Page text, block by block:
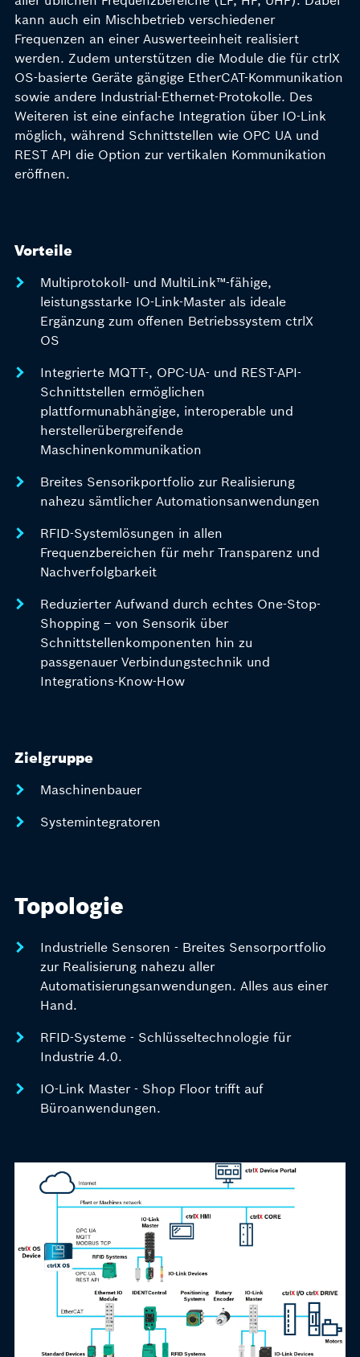
kann auch ein Mischbetrieb verschiedener
Frequenzen an einer Auswerteeinheit realisiert
werden. Zudem unterstützen die Module die für ctrlX
OS-basierte Geräte gängige EtherCAT-Kommunikation
sowie andere Industrial-Ethernet-Protokolle. Des
Weiteren ist eine einfache Integration über IO-Link
möglich, während Schnittstellen wie OPC UA und
REST API die Option zur vertikalen Kommunikation
eröffnen.
Vorteile
Multiprotokoll- und MultiLink™-fähige,
leistungsstarke IO-Link-Master als ideale
Ergänzung zum offenen Betriebssystem ctrlX
OS
Integrierte MQTT-, OPC-UA- und REST-API-
Schnittstellen ermöglichen
plattformunabhängige, interoperable und
herstellerübergreifende
Maschinenkommunikation
Breites Sensorikportfolio zur Realisierung
nahezu sämtlicher Automationsanwendungen
RFID-Systemlösungen in allen
Frequenzbereichen für mehr Transparenz und
Nachverfolgbarkeit
Reduzierter Aufwand durch echtes One-Stop-
Shopping – von Sensorik über
Schnittstellenkomponenten hin zu
passgenauer Verbindungstechnik und
Integrations-Know-How
Zielgruppe
Maschinenbauer
Systemintegratoren
Topologie
Industrielle Sensoren - Breites Sensorportfolio
zur Realisierung nahezu aller
Automatisierungsanwendungen. Alles aus einer
Hand.
RFID-Systeme - Schlüsseltechnologie für
Industrie 4.0.
IO-Link Master - Shop Floor trifft auf
Büroanwendungen.